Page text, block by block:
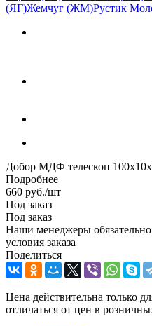
(ЯГ)Жемчуг (ЖМ)Рустик
Добор МДФ телескоп
Подробнее
660 руб./шт
Под заказ
Под заказ
Наши менеджеры
условия заказа
Поделиться
Цена действительна только
отличаться от цен в